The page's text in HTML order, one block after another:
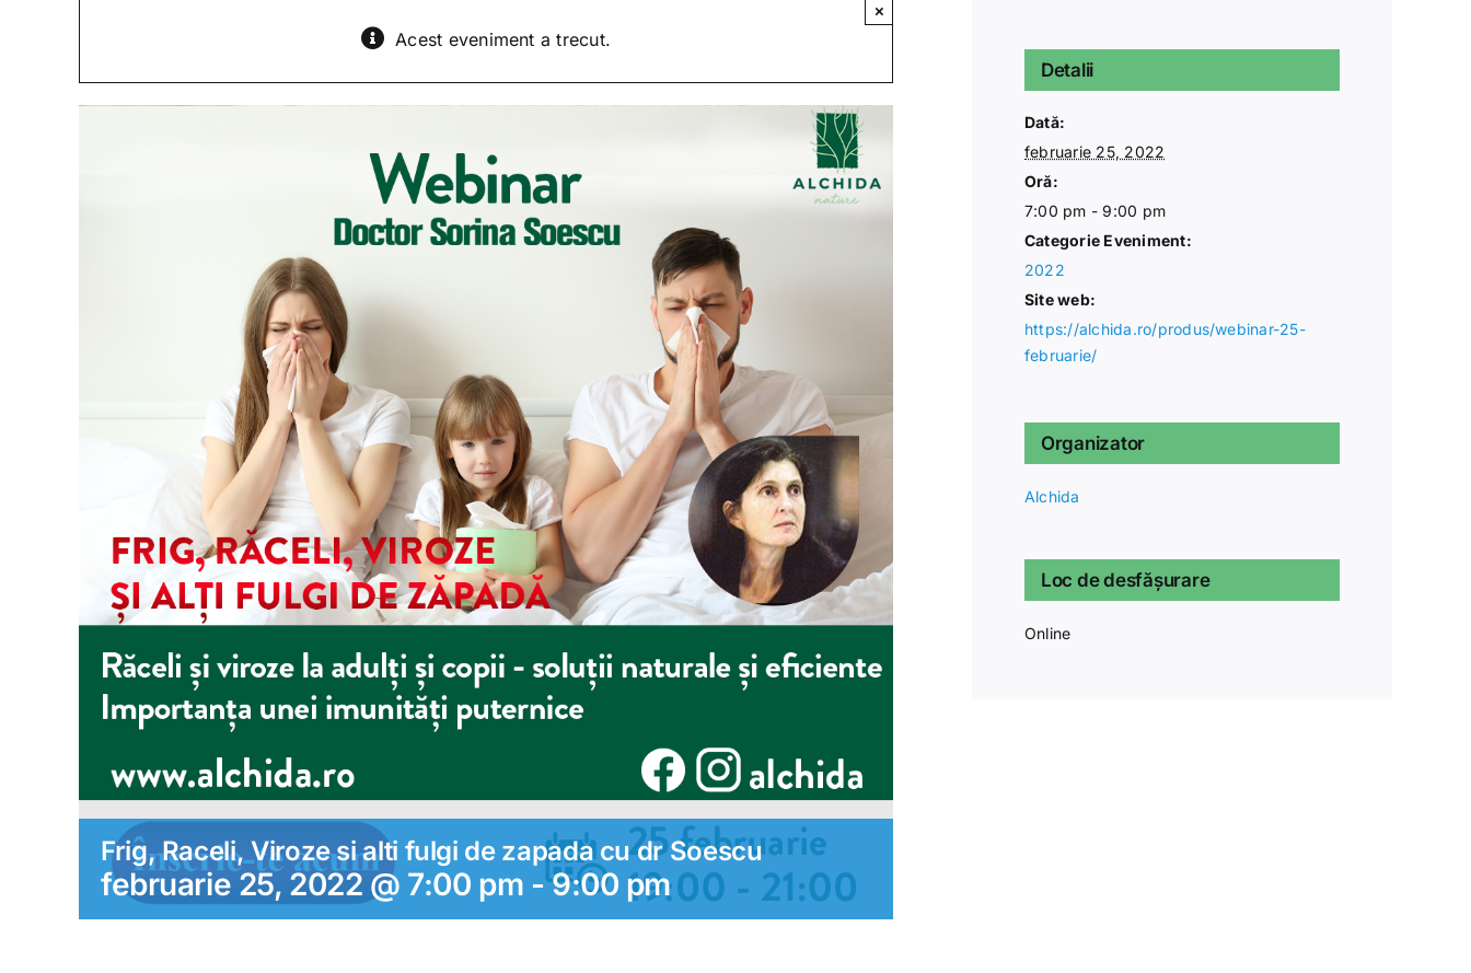
Acest eveniment a trecut.
×
Frig, Raceli, Viroze si alti fulgi de zapada cu dr Soescu
februarie 25, 2022 @ 7:00 pm -9:00 pm
Detalii
Dată:
februarie 25, 2022
Oră:
7:00 pm - 9:00 pm
Categorie Eveniment:
2022
Site web:
https://alchida.ro/produs/webinar-25-
februarie/
Organizator
Alchida
Loc de desfășurare
Online